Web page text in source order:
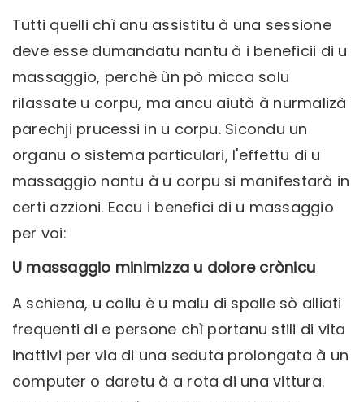
Tutti quelli chì anu assistitu à una sessione
deve esse dumandatu nantu à i beneficii di u
massaggio, perchè ùn pò micca solu
rilassate u corpu, ma ancu aiutà à nurmalizà
parechji prucessi in u corpu. Sicondu un
organu o sistema particulari, l'effettu di u
massaggio nantu à u corpu si manifestarà in
certi azzioni. Eccu i benefici di u massaggio
per voi:
U massaggio minimizza u dolore crònicu
A schiena, u collu è u malu di spalle sò alliati
frequenti di e persone chì portanu stili di vita
inattivi per via di una seduta prolongata à un
computer o daretu à a rota di una vittura.